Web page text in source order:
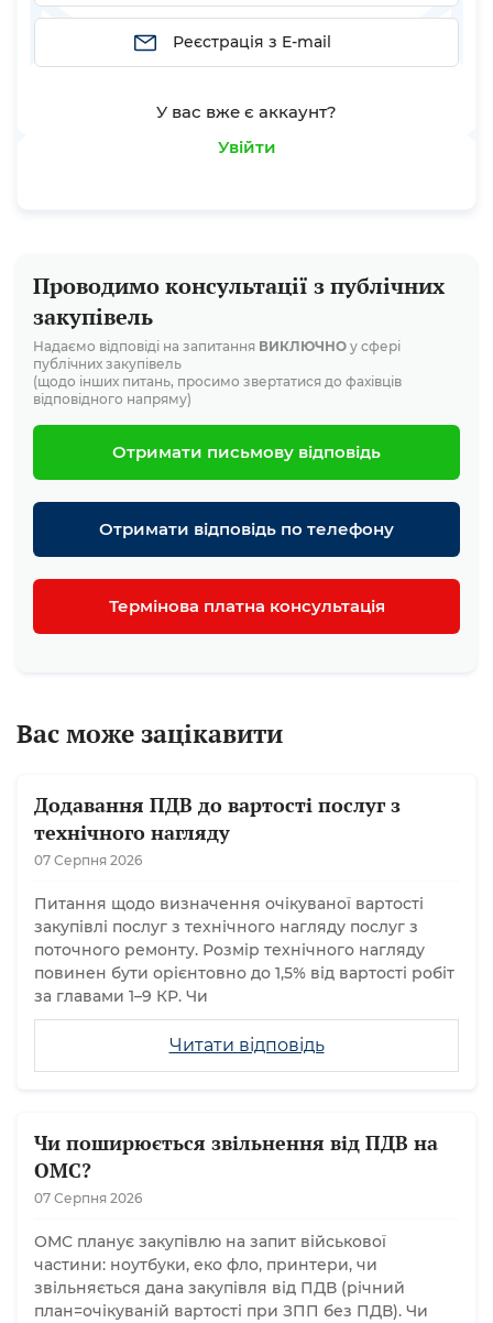
Реєстрація з E-mail
У вас вже є аккаунт?
Увійти
Проводимо консультації з публічних
закупівель
Надаємо відповіді на запитання ВИКЛЮЧНО у сфері
публічних закупівель
(щодо інших питань, просимо звертатися до фахівців
відповідного напряму)
Отримати письмову відповідь
Отримати відповідь по телефону
Термінова платна консультація
Вас може зацікавити
Додавання ПДВ до вартості послуг з
технічного нагляду
07 Серпня 2026
Читати відповідь
Питання щодо визначення очікуваної вартості
закупівлі послуг з технічного нагляду послуг з
поточного ремонту. Розмір технічного нагляду
повинен бути орієнтовно до 1,5% від вартості робіт
за главами 1–9 КР. Чи
Чи поширюється звільнення від ПДВ на
ОМС?
07 Серпня 2026
ОМС планує закупівлю на запит військової
частини: ноутбуки, еко фло, принтери, чи
звільняється дана закупівля від ПДВ (річний
план=очікуваній вартості при ЗПП без ПДВ). Чи